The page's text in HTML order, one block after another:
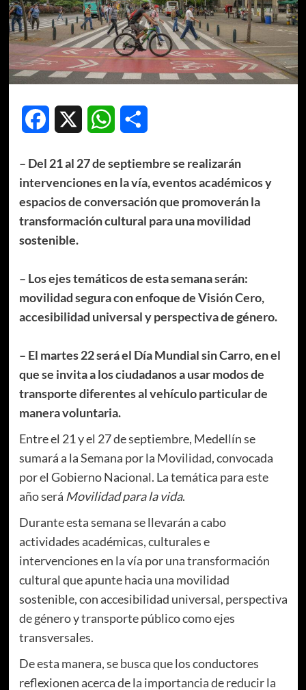
Facebook WhatsApp
– Del 21 al 27 de septiembre se realizarán
intervenciones en la vía, eventos académicos y
espacios de conversación que promoverán la
transformación cultural para una movilidad
sostenible.
– Los ejes temáticos de esta semana serán:
movilidad segura con enfoque de Visión Cero,
accesibilidad universal y perspectiva de género.
– El martes 22 será el Día Mundial sin Carro, en el
que se invita a los ciudadanos a usar modos de
transporte diferentes al vehículo particular de
manera voluntaria.
Entre el 21 y el 27 de septiembre, Medellín se
sumará a la Semana por la Movilidad, convocada
por el Gobierno Nacional. La temática para este
año será Movilidad para la vida.
Durante esta semana se llevarán a cabo
actividades académicas, culturales e
intervenciones en la vía por una transformación
cultural que apunte hacia una movilidad
sostenible, con accesibilidad universal, perspectiva
de género y transporte público como ejes
transversales.
De esta manera, se busca que los conductores
reflexionen acerca de la importancia de reducir la